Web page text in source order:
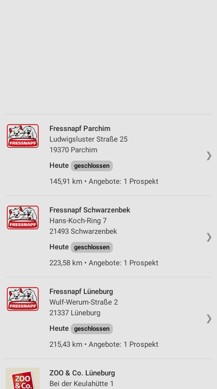
❯
Fressnapf Parchim
Ludwigsluster Straße 25
19370 Parchim
Heute
geschlossen
145,91 km • Angebote: 1 Prospekt
❯
Fressnapf Schwarzenbek
Hans-Koch-Ring 7
21493 Schwarzenbek
Heute
geschlossen
223,58 km • Angebote: 1 Prospekt
❯
Fressnapf Lüneburg
Wulf-Werum-Straße 2
21337 Lüneburg
Heute
geschlossen
215,43 km • Angebote: 1 Prospekt
ZOO & Co. Lüneburg
Bei der Keulahütte 1